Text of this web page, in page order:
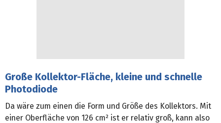
Große Kollektor-Fläche, kleine und schnelle
Photodiode
Da wäre zum einen die Form und Größe des Kollektors. Mit
einer Oberfläche von 126 cm² ist er relativ groß, kann also